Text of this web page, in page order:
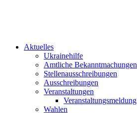
Aktuelles
Ukrainehilfe
Amtliche Bekanntmachungen
Stellenausschreibungen
Ausschreibungen
Veranstaltungen
Veranstaltungsmeldung
Wahlen